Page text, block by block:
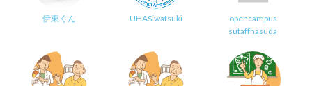
伊東くん UHASiwatsuki
opencampus
sutaffhasuda